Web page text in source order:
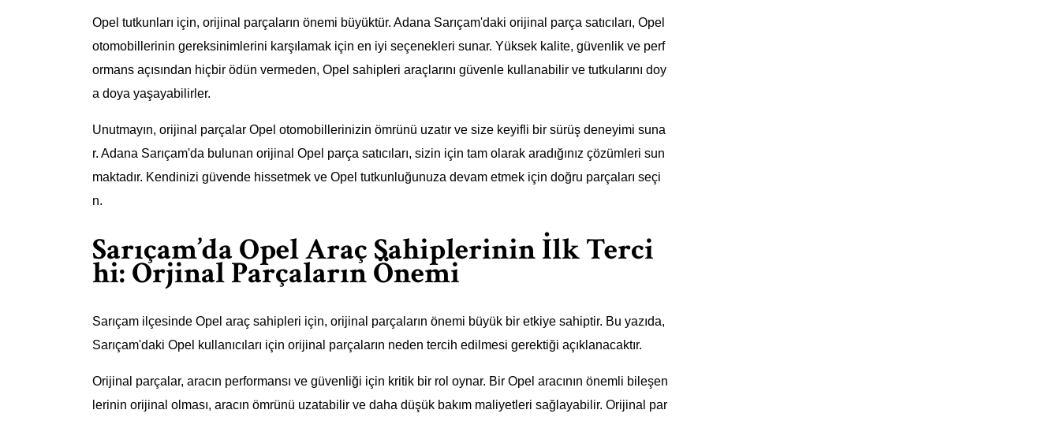
Opel tutkunları için, orijinal parçaların önemi büyüktür. Adana Sarıçam'daki orijinal parça satıcıları, Opel
otomobillerinin gereksinimlerini karşılamak için en iyi seçenekleri sunar. Yüksek kalite, güvenlik ve perf
ormans açısından hiçbir ödün vermeden, Opel sahipleri araçlarını güvenle kullanabilir ve tutkularını doy
a doya yaşayabilirler.
Unutmayın, orijinal parçalar Opel otomobillerinizin ömrünü uzatır ve size keyifli bir sürüş deneyimi suna
r. Adana Sarıçam'da bulunan orijinal Opel parça satıcıları, sizin için tam olarak aradığınız çözümleri sun
maktadır. Kendinizi güvende hissetmek ve Opel tutkunluğunuza devam etmek için doğru parçaları seçi
n.
Sarıçam’da Opel Araç Sahiplerinin İlk Terci
hi: Orjinal Parçaların Önemi
Sarıçam ilçesinde Opel araç sahipleri için, orijinal parçaların önemi büyük bir etkiye sahiptir. Bu yazıda,
Sarıçam'daki Opel kullanıcıları için orijinal parçaların neden tercih edilmesi gerektiği açıklanacaktır.
Orijinal parçalar, aracın performansı ve güvenliği için kritik bir rol oynar. Bir Opel aracının önemli bileşen
lerinin orijinal olması, aracın ömrünü uzatabilir ve daha düşük bakım maliyetleri sağlayabilir. Orijinal par